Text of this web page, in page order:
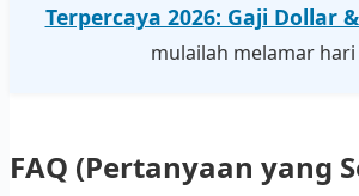
Terpercaya 2026: Gaji Dollar
mulailah melamar hari
FAQ (Pertanyaan yang